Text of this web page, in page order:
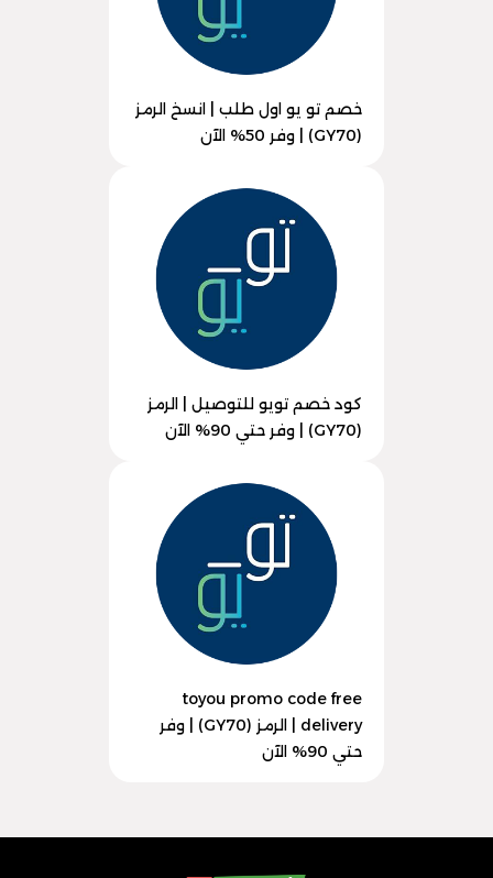
خصم تو يو اول طلب | انسخ الرمز
(GY70) | وفر 50% الآن
كود خصم تويو للتوصيل | الرمز
(GY70) | وفر حتي 90% الآن
toyou promo code free
delivery | الرمز (GY70) | وفر
حتي 90% الآن